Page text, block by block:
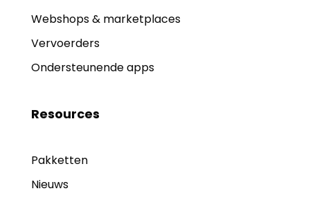
Webshops & marketplaces
Vervoerders
Ondersteunende apps
Resources
Pakketten
Nieuws